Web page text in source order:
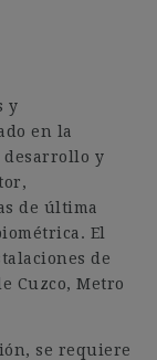
y
en la
desarrollo y
de última
El
de
Cuzco, Metro
se requiere